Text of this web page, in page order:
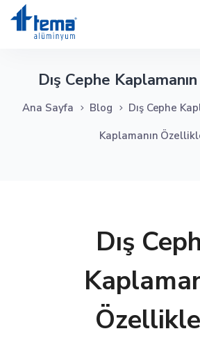
Dış Cephe
Ana Sayfa Blog Dış Cephe
Kaplamanın
Dış